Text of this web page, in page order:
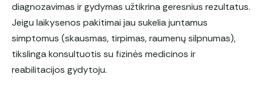
diagnozavimas ir gydymas užtikrina geresnius rezultatus.
Jeigu laikysenos pakitimai jau sukelia juntamus
simptomus (skausmas, tirpimas, raumenų silpnumas),
tikslinga konsultuotis su fizinės medicinos ir
reabilitacijos gydytoju.